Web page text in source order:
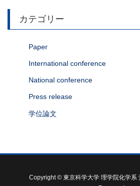
カテゴリー
Paper
International conference
National conference
Press release
学位論文
Copyright © 東京科学大学 理学院化学系